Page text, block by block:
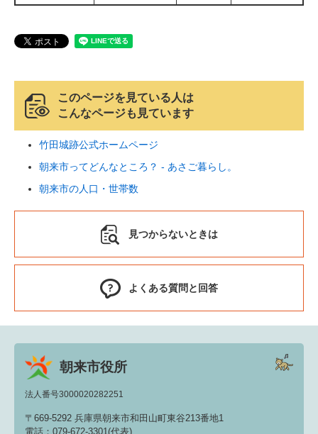
このページを見ている人は
こんなページも見ています
竹田城跡公式ホームページ
朝来市ってどんなところ？ - あさご暮らし。
朝来市の人口・世帯数
見つからないときは
よくある質問と回答
朝来市役所
法人番号3000020282251
〒669-5292 兵庫県朝来市和田山町東谷213番地1
電話：079-672-3301(代表)